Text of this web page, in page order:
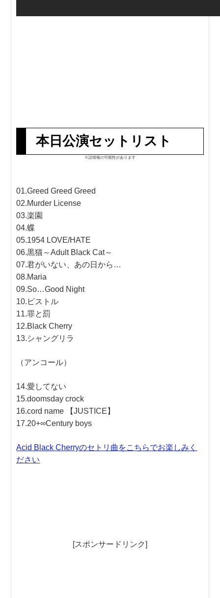
本日公演セットリスト
※誤情報の可能性があります
01.Greed Greed Greed
02.Murder License
03.楽園
04.蝶
05.1954 LOVE/HATE
06.黒猫～Adult Black Cat～
07.君がいない、あの日から…
08.Maria
09.So…Good Night
10.ピストル
11.罪と罰
12.Black Cherry
13.シャングリラ
（アンコール）
14.愛してない
15.doomsday crock
16.cord name 【JUSTICE】
17.20+∞Century boys
Acid Black Cherryのセトリ曲をこちらでお楽しみく
ださい
[スポンサードリンク]